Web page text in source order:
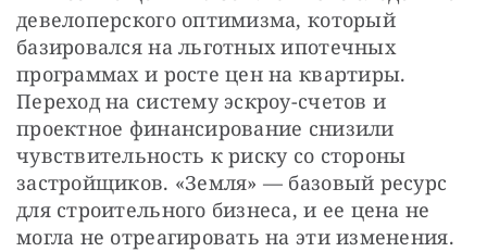
девелоперского оптимизма, который
базировался на льготных ипотечных
программах и росте цен на квартиры.
Переход на систему эскроу-счетов и
проектное финансирование снизили
чувствительность к риску со стороны
застройщиков. «Земля» — базовый ресурс
для строительного бизнеса, и ее цена не
могла не отреагировать на эти изменения.